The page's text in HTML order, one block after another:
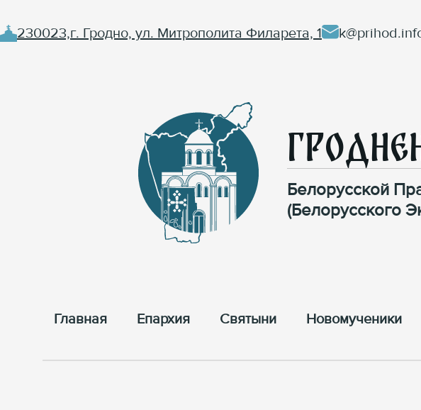
230023,г. Гродно, ул. Митрополита Филарета, 1
Белорусской
(Белорусского
Главная Епархия Cвятыни Новомученики